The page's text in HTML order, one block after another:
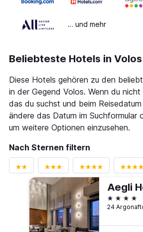
… und mehr
Beliebteste Hotels in Volos
Diese Hotels gehören zu den
in der Gegend Volos. Wenn du
das du suchst und beim
ändere das Datum im Suchformular
um weitere Optionen einzusehen.
Nach Sternen filtern
4 Sterne